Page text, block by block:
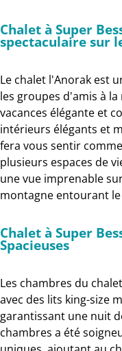
Chalet à Super
spectaculaire sur
Le chalet l'Anorak est
les groupes d'amis à
vacances élégante et
intérieurs élégants et
fera vous sentir
plusieurs espaces de
une vue imprenable
montagne entourant
Chalet à Super
Spacieuses
Les chambres du
avec des lits king-size
garantissant une nuit
chambres a été